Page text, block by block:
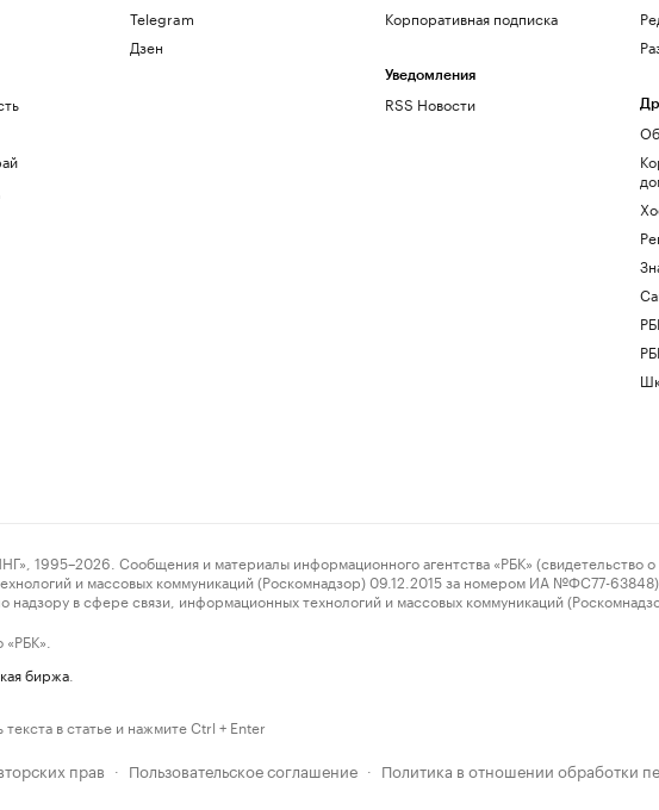
Telegram
Дзен
Корпоративная подписка
Уведомления
RSS Новости
Сообщения и материалы информационного агентства «РБК» (свидетельство о
и массовых коммуникаций (Роскомнадзор) 09.12.2015 за номером ИА №ФС77-63848)
в сфере связи, информационных технологий и массовых коммуникаций
биржа
в статье и нажмите Ctrl + Enter
прав · Пользовательское соглашение · Политика в отношении обработки